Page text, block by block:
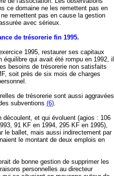
ce domaine ne les remettent pas en
remettent pas en cause la gestion
avec sérieux.
de trésorerie fin 1995.
1995, restaurer ses capitaux
équilibre qui avait été rompu en 1992, il
besoins de trésorerie non satisfaits
soit près de six mois de charges
de trésorerie sont aussi aggravées
subventions (6).
découlent, et qui évoluent (agios : 106
91 KF en 1994, 295 KF en 1995),
le ballet, mais aussi indirectement par
le montant de deux emplois en
de bonne gestion de supprimer les
personnelles au directeur